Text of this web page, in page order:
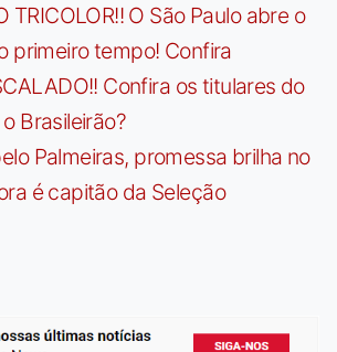
TRICOLOR!! O São Paulo abre o
primeiro tempo! Confira
Confira os titulares do
Brasileirão?
Palmeiras, promessa brilha no
é capitão da Seleção